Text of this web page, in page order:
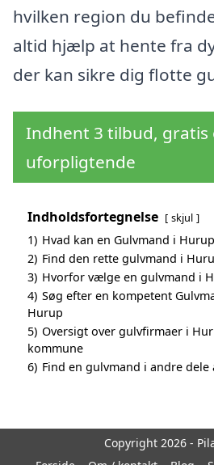
hvilken region du
altid hjælp at hente fra
der kan sikre dig flotte
Indhent 3 tilbud, gratis
uforpligtende
Indholdsfortegnelse skjul
1) Hvad kan en Gulvmand i
2) Find den rette gulvmand i
3) Hvorfor vælge en gulvmand i
4) Søg efter en kompetent
Hurup
5) Oversigt over gulvfirmaer i
kommune
6) Find en gulvmand i andre dele
Copyright 2026 -